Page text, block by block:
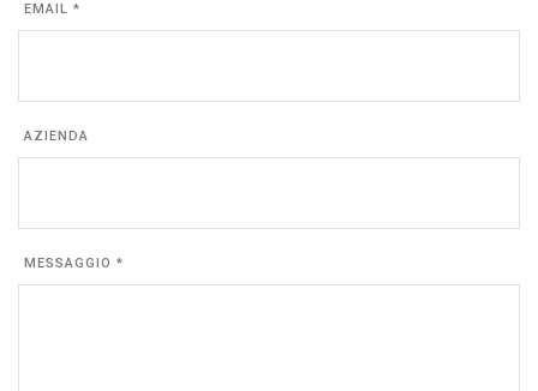
EMAIL *
AZIENDA
MESSAGGIO *